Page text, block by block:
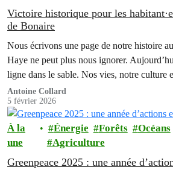
Victoire historique pour les
de Bonaire
Nous écrivons une page de notre histoire
Haye ne peut plus nous ignorer.
ligne dans le sable. Nos vies, notre culture
Antoine Collard
5 février 2026
À la
une
Énergie Forêts Océans
Agriculture
Greenpeace 2025 : une année